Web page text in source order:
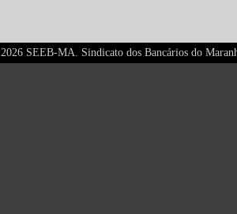
2026 SEEB-MA. Sindicato dos Bancários do